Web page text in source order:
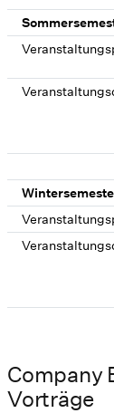
Company
Vorträge